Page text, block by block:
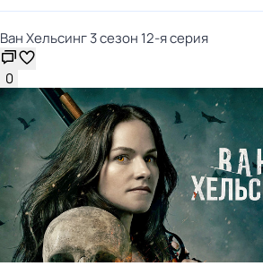
Ван Хельсинг 3 сезон 12-я серия
0